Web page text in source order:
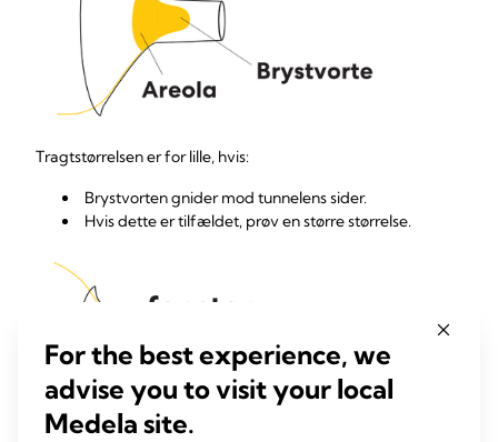
Tragtstørrelsen er for lille, hvis:
Brystvorten gnider mod tunnelens sider.
Hvis dette er tilfældet, prøv en større størrelse.
For the best experience, we
advise you to visit your local
Medela site.